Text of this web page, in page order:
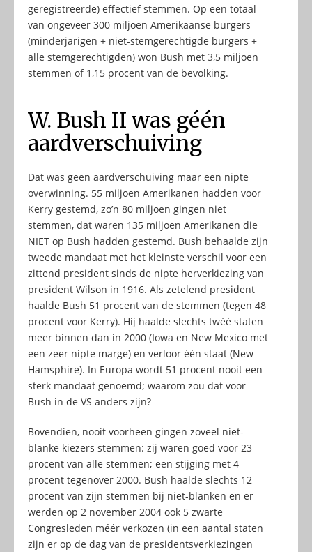
geregistreerde) effectief stemmen. Op een totaal
van ongeveer 300 miljoen Amerikaanse burgers
(minderjarigen + niet-stemgerechtigde burgers +
alle stemgerechtigden) won Bush met 3,5 miljoen
stemmen of 1,15 procent van de bevolking.
W. Bush II was géén
aardverschuiving
Dat was geen aardverschuiving maar een nipte
overwinning. 55 miljoen Amerikanen hadden voor
Kerry gestemd, zo’n 80 miljoen gingen niet
stemmen, dat waren 135 miljoen Amerikanen die
NIET op Bush hadden gestemd. Bush behaalde zijn
tweede mandaat met het kleinste verschil voor een
zittend president sinds de nipte herverkiezing van
president Wilson in 1916. Als zetelend president
haalde Bush 51 procent van de stemmen (tegen 48
procent voor Kerry). Hij haalde slechts twéé staten
meer binnen dan in 2000 (Iowa en New Mexico met
een zeer nipte marge) en verloor één staat (New
Hamsphire). In Europa wordt 51 procent nooit een
sterk mandaat genoemd; waarom zou dat voor
Bush in de VS anders zijn?
Bovendien, nooit voorheen gingen zoveel niet-
blanke kiezers stemmen: zij waren goed voor 23
procent van alle stemmen; een stijging met 4
procent tegenover 2000. Bush haalde slechts 12
procent van zijn stemmen bij niet-blanken en er
werden op 2 november 2004 ook 5 zwarte
Congresleden méér verkozen (in een aantal staten
zijn er op de dag van de presidentsverkiezingen